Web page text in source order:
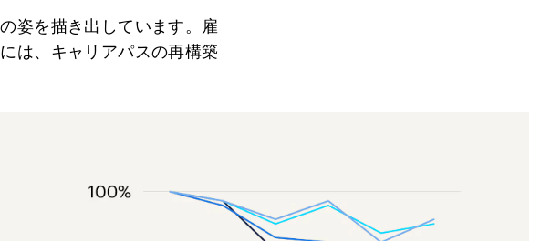
姿を描き出しています。雇
は、キャリアパスの再構築